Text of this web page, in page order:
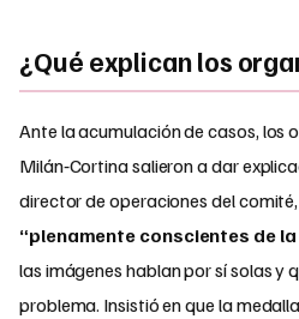
¿Qué explican los
Ante la acumulación de casos, los
Milán‑Cortina salieron a dar
director de operaciones del
“plenamente conscientes de
las imágenes hablan por sí solas y
problema. Insistió en que la